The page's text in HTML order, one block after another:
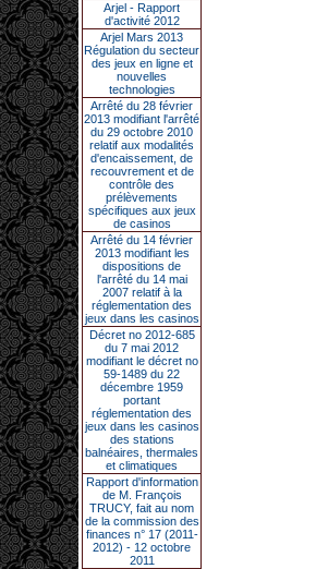
Arjel - Rapport
d'activité 2012
Arjel Mars 2013
Régulation du secteur
des jeux en ligne et
nouvelles
technologies
Arrêté du 28 février
2013 modifiant l'arrêté
du 29 octobre 2010
relatif aux modalités
d'encaissement, de
recouvrement et de
contrôle des
prélèvements
spécifiques aux jeux
de casinos
Arrêté du 14 février
2013 modifiant les
dispositions de
l'arrêté du 14 mai
2007 relatif à la
réglementation des
jeux dans les casinos
Décret no 2012-685
du 7 mai 2012
modifiant le décret no
59-1489 du 22
décembre 1959
portant
réglementation des
jeux dans les casinos
des stations
balnéaires, thermales
et climatiques
Rapport d'information
de M. François
TRUCY, fait au nom
de la commission des
finances n° 17 (2011-
2012) - 12 octobre
2011